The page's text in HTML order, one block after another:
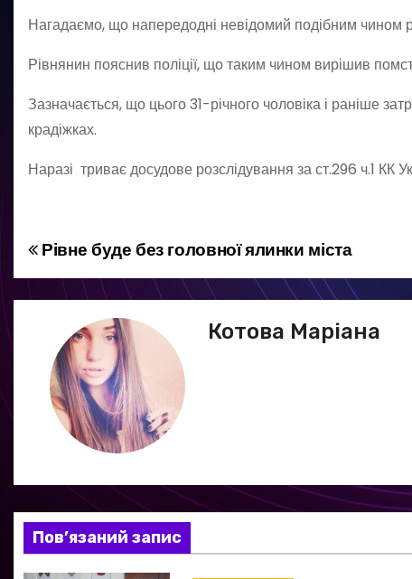
Нагадаємо, що напередодні невідомий подібним чином
Рівнянин пояснив поліції, що таким чином вирішив
Зазначається, що цього 31-річного чоловіка і раніше
крадіжках.
Наразі триває досудове розслідування за ст.296 ч.1 КК
Н
а
ц
і
я
Рівне буде без головної ялинки міста
Котова Маріана
Пов’язаний запис